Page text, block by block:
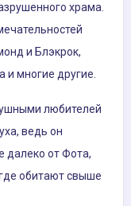
храма.
и Блэкрок,
и многие другие.
любителей
ведь он
далеко от Фота,
обитают свыше